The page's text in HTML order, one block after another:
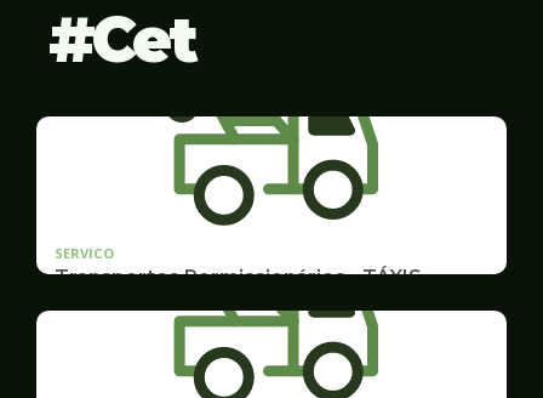
Cet
SERVICO
Transportes Permissionários - TÁXIS